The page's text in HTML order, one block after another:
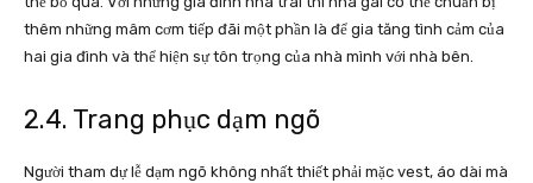
thêm những mâm cơm tiếp đãi một phần là để gia tăng tình cảm của
hai gia đình và thể hiện sự tôn trọng của nhà mình với nhà bên.
2.4. Trang phục dạm ngõ
Người tham dự lễ dạm ngõ không nhất thiết phải mặc vest, áo dài mà